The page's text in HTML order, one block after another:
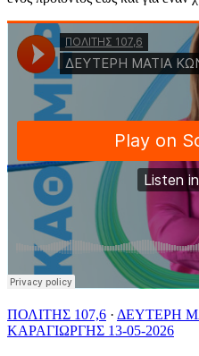
ΠΟΛΙΤΗΣ 107,6 · ΔΕΥΤΕΡΗ
ΚΑΡΑΓΙΩΡΓΗΣ 13-05-2026